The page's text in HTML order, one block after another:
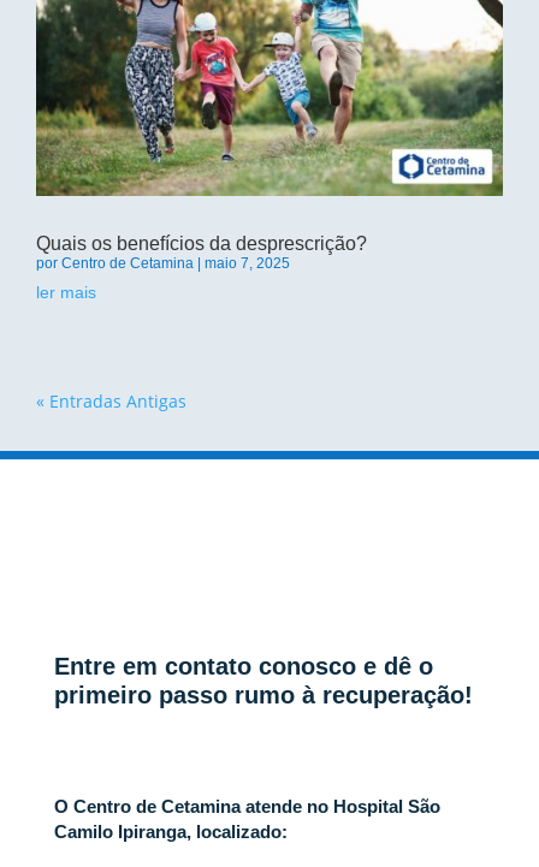
Quais os benefícios da desprescrição?
por Centro de Cetamina maio 7, 2025
ler mais
« Entradas Antigas
Entre em contato conosco e dê o
primeiro passo rumo à recuperação!
O Centro de Cetamina atende no Hospital São
Camilo Ipiranga, localizado: